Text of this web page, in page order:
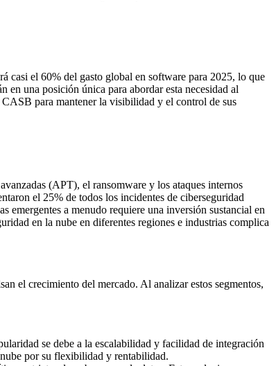
casi el 60% del gasto global en software para 2025, lo que
en una posición única para abordar esta necesidad al
para mantener la visibilidad y el control de sus
(APT), el ransomware y los ataques internos
el 25% de todos los incidentes de ciberseguridad
emergentes a menudo requiere una inversión sustancial en
en la nube en diferentes regiones e industrias complica
el crecimiento del mercado. Al analizar estos segmentos,
se debe a la escalabilidad y facilidad de integración
por su flexibilidad y rentabilidad.